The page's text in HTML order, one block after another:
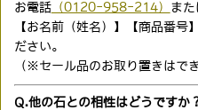
お電話（0120-958-214） また
【お名前（姓名）】【商品番号
ださい。
（※セール品のお取り置きはで
Q.他の石との相性はどうですか